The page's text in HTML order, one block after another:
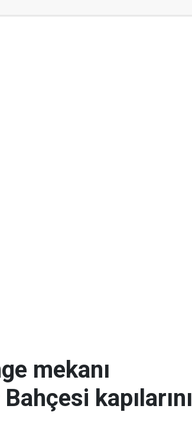
mekanı
kapılarını